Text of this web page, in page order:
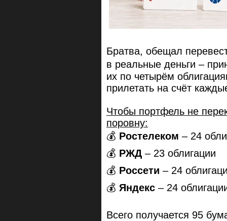
Братва, обещал
в реальные деньги –
их по четырём
прилетать на счёт
Чтобы портфель не
поровну:
💰 Ростелеком – 24
💰 РЖД – 23 облигации
💰 Россети – 24
💰 Яндекс – 24
Всего получается 95